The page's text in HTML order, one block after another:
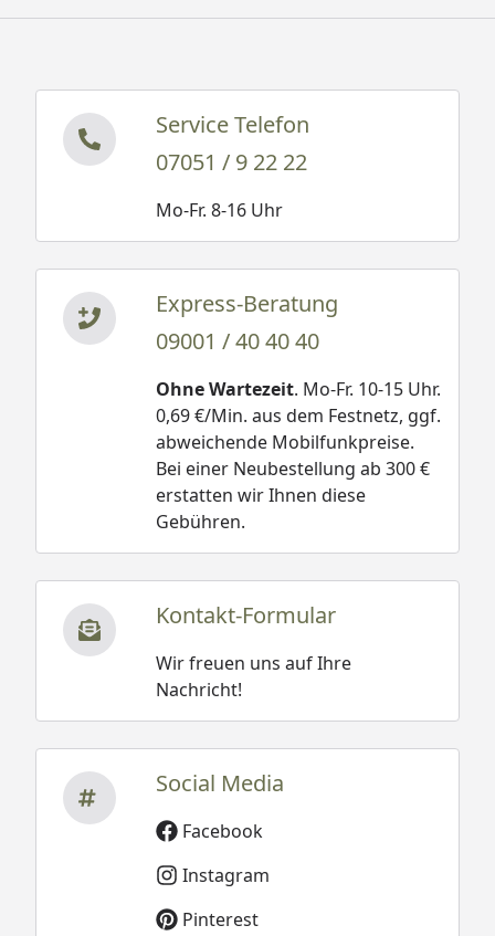
Service Telefon
07051 / 9 22 22
Mo-Fr. 8-16 Uhr
Express-Beratung
09001 / 40 40 40
Ohne Wartezeit. Mo-Fr. 10-15 Uhr.
0,69 €/Min. aus dem Festnetz, ggf.
abweichende Mobilfunkpreise.
Bei einer Neubestellung ab 300 €
erstatten wir Ihnen diese
Gebühren.
Kontakt-Formular
Wir freuen uns auf Ihre
Nachricht!
Social Media
Facebook
Instagram
Pinterest